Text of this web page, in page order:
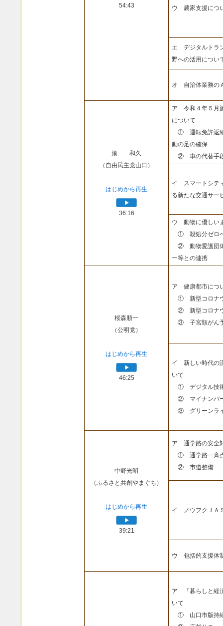
54:43 ウ 農家支援につ
エ デジタルトラ
野への活用につい
オ 自治体業務の
湊 和久
（自由民主党山口）
はじめから再生
36:16
ア 令和４年５月
について
① 運転免許返納
動の足の確保
② 車の代替手段
イ スマートシテ
る新たな交通サー
ウ 動物に優しい
① 殺処分ゼロへ
② 動物愛護団体
ー等との連携
桜森順一
（公明党）
はじめから再生
46:25
ア 健康都市につ
① 新型コロナウ
② 新型コロナウ
③ 子宮頸がん予
イ 新しい時代の
いて
① デジタル技
② マイナンバ
③ グリーンライ
中野光昭
（ふるさと共創やまぐち）
はじめから再生
39:21
ア 通学路の安全
① 通学路一斉
② 市道整備
イ ノウフクＪＡ
ウ 包括的支援体
ア 「暮らしと経
いて
① 山口市版持続